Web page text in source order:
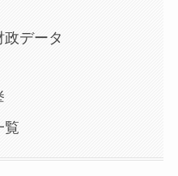
データ
覧